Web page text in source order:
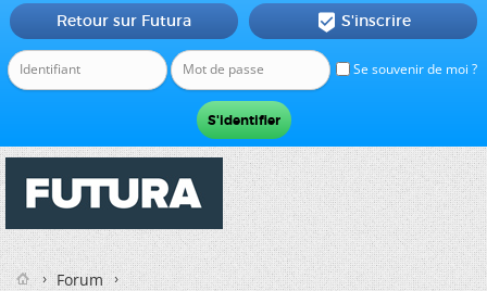
Se souvenir de moi ?
Retour sur Futura  S'inscrire
Forum